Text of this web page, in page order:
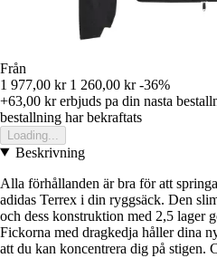
Från
1 977,00 kr 1 260,00 kr -36%
+63,00 krerbjuds pa din nasta
bestallning har bekraftats
Loading...
Beskrivning
Alla förhållanden är bra för att
adidas Terrex i din ryggsäck. Den
och dess konstruktion med 2,5 lager
Fickorna med dragkedja håller dina
att du kan koncentrera dig på